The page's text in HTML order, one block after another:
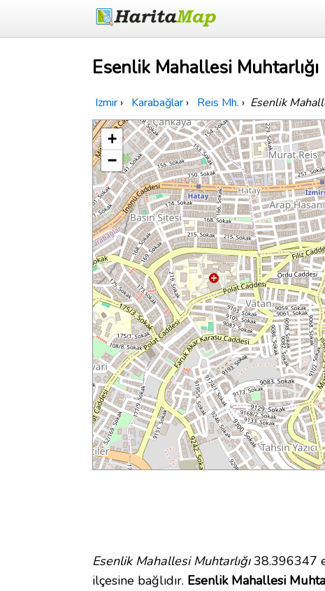
Esenlik Mahallesi Muhtarlığı
Izmir › Karabağlar › Reis Mh. › Esenlik
+
−
Esenlik Mahallesi Muhtarlığı38.396347
ilçesine bağlıdır. Esenlik Mahallesi